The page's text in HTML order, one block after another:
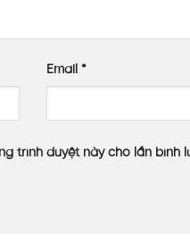
Email*
trình duyệt này cho lần bình